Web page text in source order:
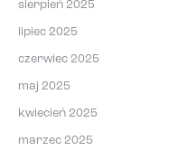
sierpień 2025
lipiec 2025
czerwiec 2025
maj 2025
kwiecień 2025
marzec 2025